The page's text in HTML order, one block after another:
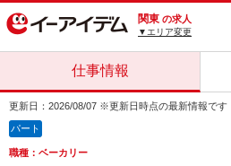
関東 の求人
▼エリア変更
仕事情報
更新日：2026/08/07 ※更新日時点の最新情報です
パート
職種：ベーカリー